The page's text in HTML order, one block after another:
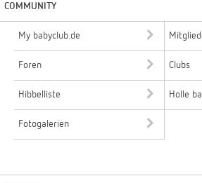
COMMUNITY
My babyclub.de
Foren Clubs
Hibbelliste Holle
Fotogalerien